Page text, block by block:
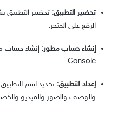
تحضير التطبيق: تحضير التطبيق
الرفع على المتجر.
إنشاء حساب مطور:
Console.
إعداد التطبيق: تحديد اسم
والوصف والصور والفيديو